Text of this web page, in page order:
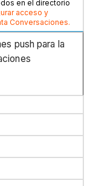
en el directorio
acceso y
Conversaciones.
push para la